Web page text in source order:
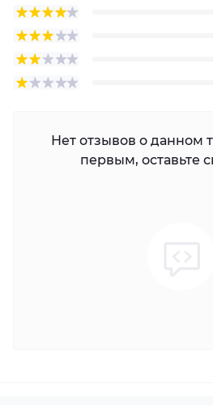
Нет отзывов о данном
первым, оставьте